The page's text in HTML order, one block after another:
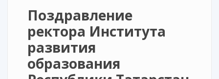
Поздравление
ректора Института
развития
образования